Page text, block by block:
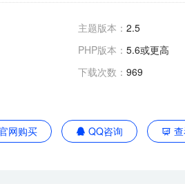
主题版本： 2.5
PHP版本： 5.6或更高
下载次数： 969
网购买 QQ咨询